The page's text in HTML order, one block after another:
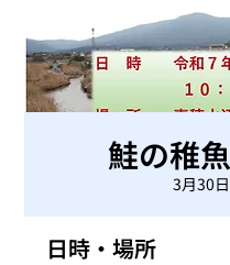
鮭の稚
3月30
日時・場所